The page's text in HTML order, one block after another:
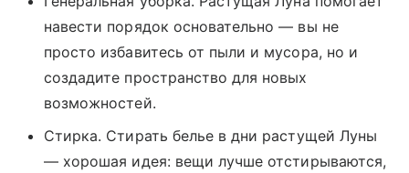
навести порядок основательно — вы не
просто избавитесь от пыли и мусора, но и
создадите пространство для новых
возможностей.
Стирка. Стирать белье в дни растущей Луны
— хорошая идея: вещи лучше отстирываются,